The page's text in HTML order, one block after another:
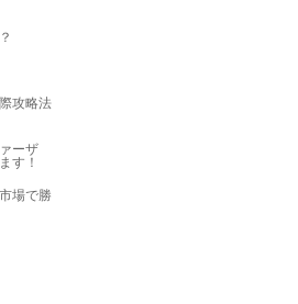
攻略法
ーザ
す！
場で勝